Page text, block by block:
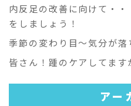
内反足の改善に向けて・
をしましょう！
季節の変わり目～気分が
皆さん！踵のケアしてます
アー